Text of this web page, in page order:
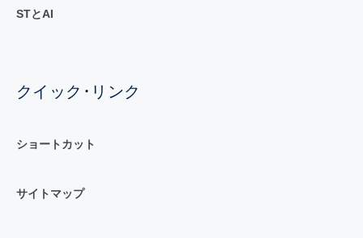
STとAI
クイック･リンク
ショートカット
サイトマップ